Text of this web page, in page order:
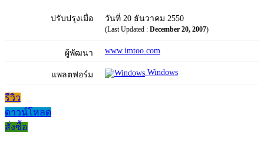
ปรับปรุงเมื่อ วันที่ 20 ธันวาคม 2550
(Last Updated : December 20, 2007)
ผู้พัฒนา www.imtoo.com
แพลตฟอร์ม Windows
รีวิว
ดาวน์โหลด
สั่งซื้อ